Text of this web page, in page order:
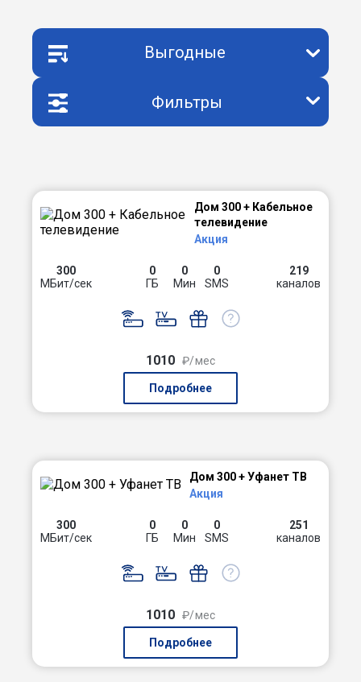
Выгодные
Фильтры
Дом 300 + Кабельное
телевидение
Акция
300
МБит/сек
0
ГБ
0
Мин
0
SMS
219
каналов
1010 ₽/мес
Подробнее
Дом 300 + Уфанет ТВ
Акция
300
МБит/сек
0
ГБ
0
Мин
0
SMS
251
каналов
1010 ₽/мес
Подробнее